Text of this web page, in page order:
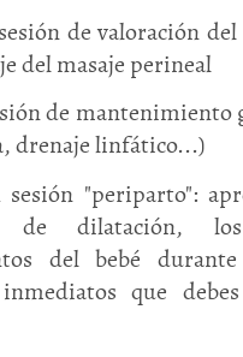
de valoración del
del masaje perineal
de mantenimiento
drenaje linfático...)
"periparto":
de dilatación,
del bebé
que